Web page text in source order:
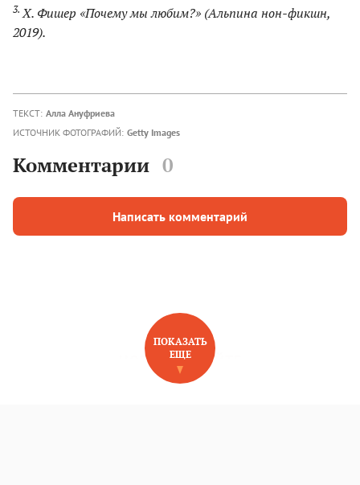
3. Х. Фишер «Почему мы любим?» (Альпина нон-фикшн,
2019).
ТЕКСТ: Алла Ануфриева
ИСТОЧНИК ФОТОГРАФИЙ: Getty Images
Комментарии 0
Написать комментарий
НОВОЕ НА САЙТЕ
ПОКАЗАТЬ
ЕЩЕ